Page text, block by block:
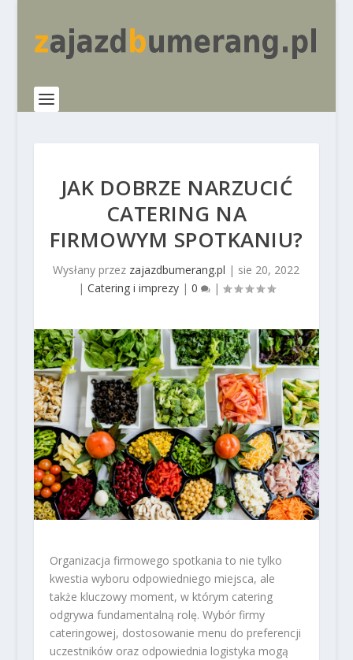
JAK DOBRZE NARZUCIĆ
CATERING NA
FIRMOWYM SPOTKANIU?
Wysłany przez zajazdbumerang.pl | sie 20, 2022
| Catering i imprezy| 0 |
Organizacja firmowego spotkania to nie tylko
kwestia wyboru odpowiedniego miejsca, ale
także kluczowy moment, w którym catering
odgrywa fundamentalną rolę. Wybór firmy
cateringowej, dostosowanie menu do preferencji
uczestników oraz odpowiednia logistyka mogą